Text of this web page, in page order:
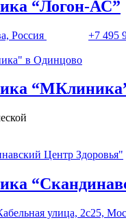
“Логон-АС”
Россия
+7 495
улица, 2с25,